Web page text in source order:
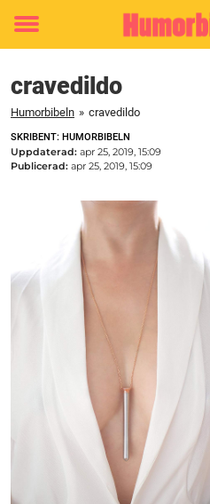
Toggle
cravedildo
Humorbibeln » cravedildo
SKRIBENT: HUMORBIBELN
Uppdaterad: apr 25, 2019, 15:09
Publicerad: apr 25, 2019, 15:09